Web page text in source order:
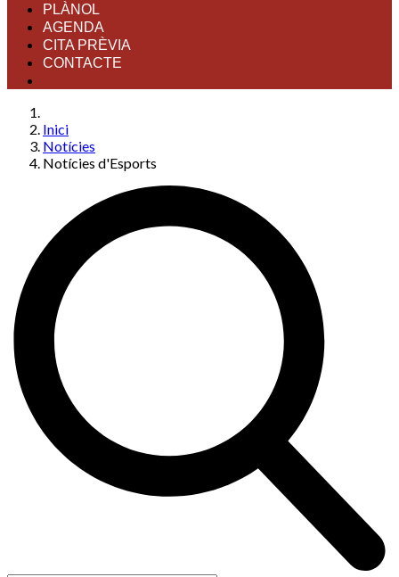
PLÀNOL
AGENDA
CITA PRÈVIA
CONTACTE
Inici
Notícies
Notícies d'Esports